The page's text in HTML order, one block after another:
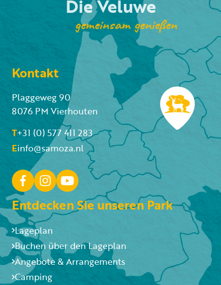
Die Veluwe
gemeinsam genießen
Kontakt
Plaggeweg 90
8076 PM Vierhouten
T+31 (0) 577 411 283
Einfo@samoza.nl
Entdecken Sie unseren Park
Lageplan
Buchen über den Lageplan
Angebote & Arrangements
Camping